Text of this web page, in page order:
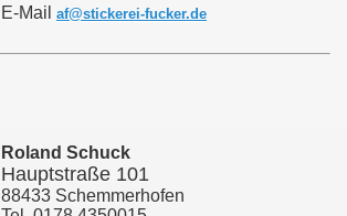
E-Mail af@stickerei-fucker.de
Roland Schuck
Hauptstraße 101
88433 Schemmerhofen